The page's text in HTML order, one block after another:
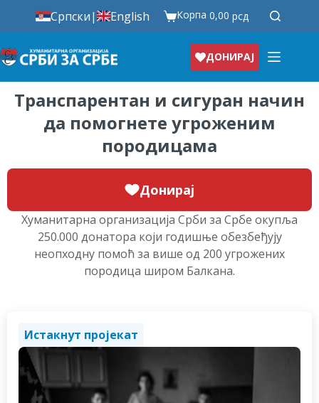
Српски| English Корпа0,00рсд
ДОНИРАЈ
Транспарентан и сигуран начин
да помогнете угроженим
породицама
Хуманитарна организација Срби за Србе окупља
250.000 донатора који годишње обезбеђују
неопходну помоћ за више од 200 угрожених
породица широм Балкана.
Донирај
Истакнут пројекат